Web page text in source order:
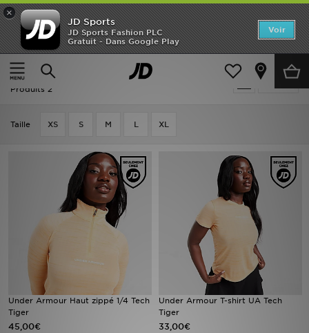
×
JD Sports
JD Sports Fashion PLC
Gratuit - Dans Google Play
Voir
Accueil
Femme Vêtements Femme
Orange Vêtements Femme - Latest
Produits 2
Taille XS S M L XL
Under Armour Haut zippé 1/4 Tech
Tiger
45,00€
Under Armour T-shirt UA Tech
Tiger
33,00€
Accueil
Nouveautés
Homme
Football
Sports
PROMOS